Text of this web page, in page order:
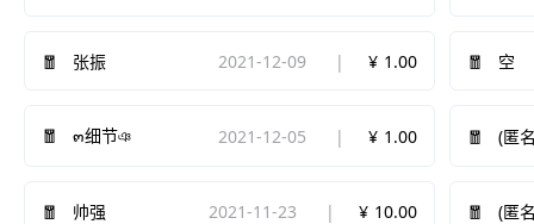
张振 2021-12-09 1.00 空
๓细节ঞ 2021-12-05 1.00 (匿
帅强 2021-11-23 10.00 (匿